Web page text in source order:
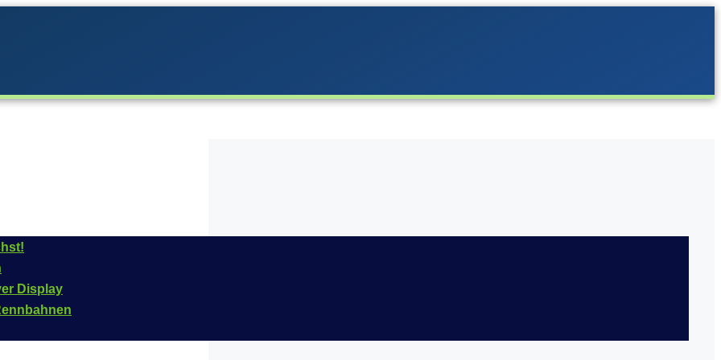
Display
im Jahr
Fahrzeug ist für das
dieses